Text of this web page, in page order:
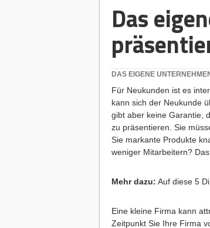
Das
DAS EIGENE
Für Neukunden ist es
kann sich der Neukunde
gibt aber keine Garantie,
zu präsentieren. Sie
Sie markante Produkte
weniger Mitarbeitern?
Mehr dazu: Auf diese 5
Eine kleine Firma kann
Zeitpunkt Sie Ihre Firma